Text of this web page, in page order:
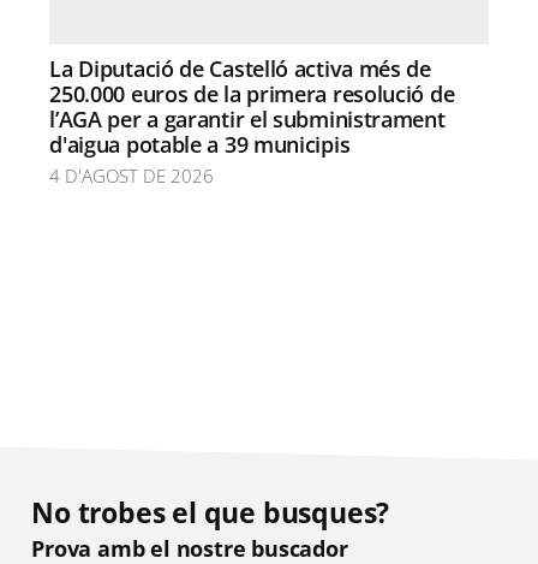
La Diputació de Castelló activa més de
250.000 euros de la primera resolució de
l’AGA per a garantir el subministrament
d'aigua potable a 39 municipis
4 D'AGOST DE 2026
No trobes el que busques?
Prova amb el nostre buscador